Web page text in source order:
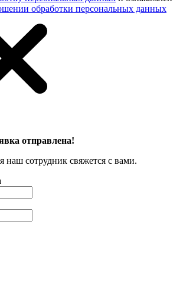
обработки персональных данных
отправлена!
сотрудник свяжется с вами.